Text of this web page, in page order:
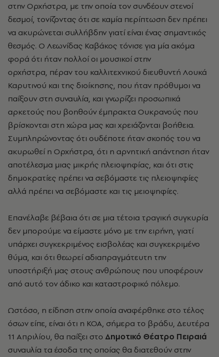
στην Ορχήστρα, με την οποία τον συνδέουν στενοί
δεσμοί, τονίζοντας ότι σε καμία περίπτωση δεν πρέπει
να ακυρώνεται συλλήβδην γιατί είναι ένας σημαντικός
θεσμός. Ο Λεωνίδας Καβάκος τόνισε για μία ακόμα
φορά ότι ήταν πολλοί οι μουσικοί στην
ορχήστρα, πέραν του καλλιτεχνικού διευθυντή Λουκά
Καρυτινού και της διοίκησης, που ήταν πρόθυμοι να
παίξουν στη συναυλία, και γνωρίζει προσωπικά
αρκετούς που βοηθούν έμπρακτα Ουκρανούς που
βρίσκονται στη χώρα μας και χρειάζονται βοήθεια.
Συμπληρώνοντας ότι ουδέποτε ήταν σκοπός του να
ακυρωθεί η Ορχήστρα, ότι η αρνητική απάντηση ήταν
αποτέλεσμα μιας μικρής πλειοψηφίας, και ότι στις
δημοκρατίες πρέπει να σεβόμαστε τις πλειοψηφίες
αλλά πρέπει να σεβόμαστε και τις μειοψηφίες.
Επανέλαβε βέβαια ότι σε μια τέτοια τραγική συγκυρία
δεν μπορούμε να είμαστε μόνο με την ειρήνη, γιατί
υπάρχει συγκεκριμένος εισβολέας και συγκεκριμένο
θύμα, και ότι θεωρεί αδιαπραγμάτευτη την
υποστήριξή μας στους ανθρώπους που υποφέρουν
από αυτό τον άδικο και καταστροφικό πόλεμο.
Ωστόσο, η είδηση στην οποία αναφέρθηκε στο τέλος
όσων είπε, είναι ότι η ΚΟΑ, σήμερα το βράδυ, Δευτέρα
11 Απριλίου, θα παίξει στο Δημοτικό Θέατρο Πειραιά
συναυλία τα έσοδα της οποίας θα διατεθούν στην